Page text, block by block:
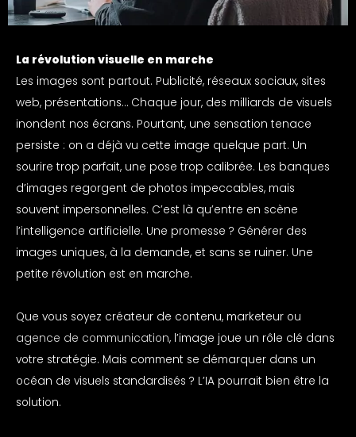
La révolution visuelle en marche
Les images sont partout. Publicité, réseaux sociaux, sites
web, présentations… Chaque jour, des milliards de visuels
inondent nos écrans. Pourtant, une sensation tenace
persiste : on a déjà vu cette image quelque part. Un
sourire trop parfait, une pose trop calibrée. Les banques
d’images regorgent de photos impeccables, mais
souvent impersonnelles. C’est là qu’entre en scène
l’intelligence artificielle. Une promesse ? Générer des
images uniques, à la demande, et sans se ruiner. Une
petite révolution est en marche.
Que vous soyez créateur de contenu, marketeur ou
agence de communication, l’image joue un rôle clé dans
votre stratégie. Mais comment se démarquer dans un
océan de visuels standardisés ? L’IA pourrait bien être la
solution.